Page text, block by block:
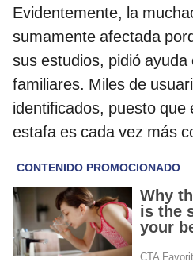
Evidentemente, la
sumamente afectada
sus estudios, pidió
familiares. Miles de
identificados, puesto que
estafa es cada vez más